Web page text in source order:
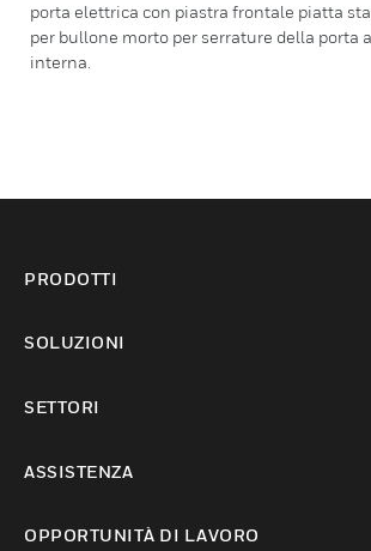
porta elettrica con piastra frontale piatta
per bullone morto per serrature della porta
interna.
PRODOTTI
SOLUZIONI
SETTORI
ASSISTENZA
OPPORTUNITÀ DI LAVORO